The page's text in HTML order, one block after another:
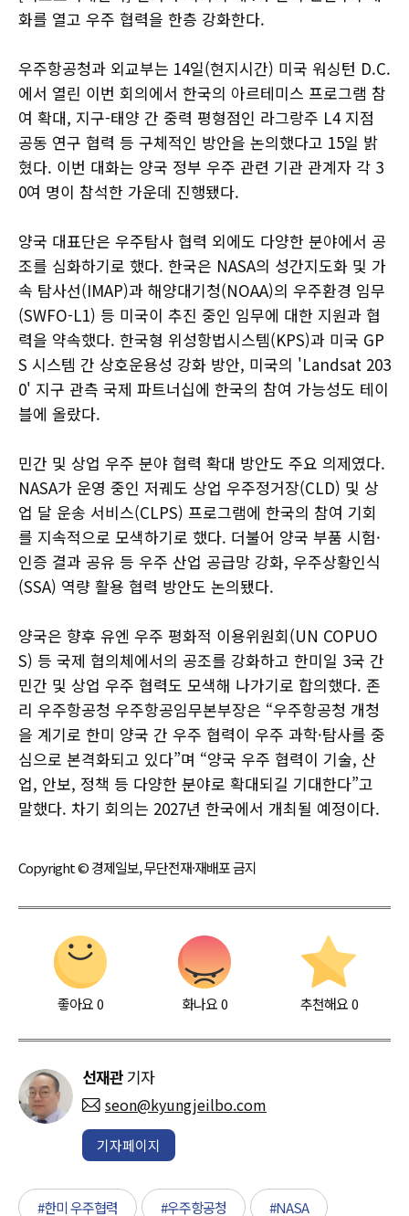
화를 열고 우주 협력을 한층 강화한다.
우주항공청과 외교부는 14일(현지시간) 미국 워싱턴 D.C.
에서 열린 이번 회의에서 한국의 아르테미스 프로그램 참
여 확대, 지구-태양 간 중력 평형점인 라그랑주 L4 지점
공동 연구 협력 등 구체적인 방안을 논의했다고 15일 밝
혔다. 이번 대화는 양국 정부 우주 관련 기관 관계자 각 3
0여 명이 참석한 가운데 진행됐다.
양국 대표단은 우주탐사 협력 외에도 다양한 분야에서 공
조를 심화하기로 했다. 한국은 NASA의 성간지도화 및 가
속 탐사선(IMAP)과 해양대기청(NOAA)의 우주환경 임무
(SWFO-L1) 등 미국이 추진 중인 임무에 대한 지원과 협
력을 약속했다. 한국형 위성항법시스템(KPS)과 미국 GP
S 시스템 간 상호운용성 강화 방안, 미국의 'Landsat 203
0' 지구 관측 국제 파트너십에 한국의 참여 가능성도 테이
블에 올랐다.
민간 및 상업 우주 분야 협력 확대 방안도 주요 의제였다.
NASA가 운영 중인 저궤도 상업 우주정거장(CLD) 및 상
업 달 운송 서비스(CLPS) 프로그램에 한국의 참여 기회
를 지속적으로 모색하기로 했다. 더불어 양국 부품 시험·
인증 결과 공유 등 우주 산업 공급망 강화, 우주상황인식
(SSA) 역량 활용 협력 방안도 논의됐다.
양국은 향후 유엔 우주 평화적 이용위원회(UN COPUO
S) 등 국제 협의체에서의 공조를 강화하고 한미일 3국 간
민간 및 상업 우주 협력도 모색해 나가기로 합의했다. 존
리 우주항공청 우주항공임무본부장은 “우주항공청 개청
을 계기로 한미 양국 간 우주 협력이 우주 과학·탐사를 중
심으로 본격화되고 있다”며 “양국 우주 협력이 기술, 산
업, 안보, 정책 등 다양한 분야로 확대되길 기대한다”고
말했다. 차기 회의는 2027년 한국에서 개최될 예정이다.
Copyright © 경제일보, 무단전재·재배포 금지
좋아요0 화나요0 추천해요 0
선재관 기자
seon@kyungjeilbo.com
기자페이지
#한미 우주협력 #우주항공청 #NASA